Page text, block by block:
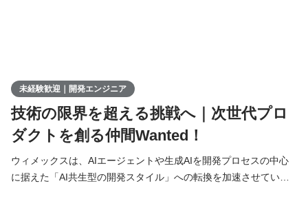
未経験歓迎｜開発エンジニア
技術の限界を超える挑戦へ｜次世代プロ
ダクトを創る仲間Wanted！
ウィメックスは、AIエージェントや生成AIを開発プロセスの中心
に据えた「AI共生型の開発スタイル」への転換を加速させていま